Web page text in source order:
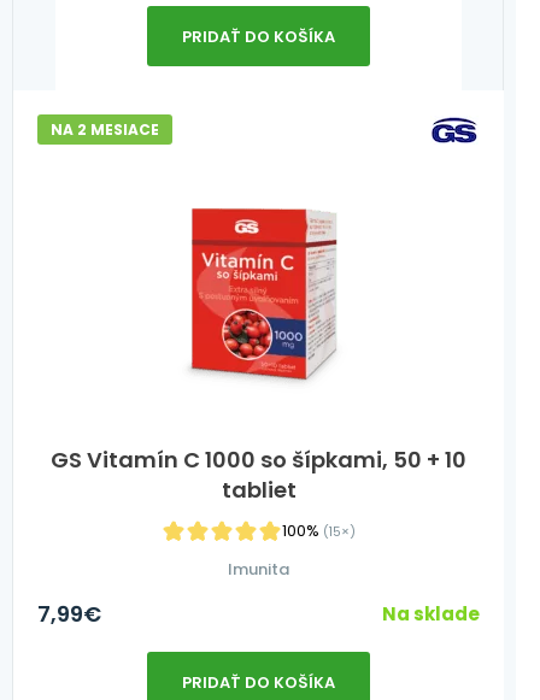
PRIDAŤ DO KOŠÍKA
GS Vitamín C 1000 so šípkami, 50 + 10
tabliet
100% (15×)
NA 2 MESIACE
Imunita
7,99€ Na sklade
PRIDAŤ DO KOŠÍKA